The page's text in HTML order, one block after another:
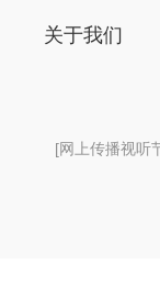
关于我们
[网上传播视听